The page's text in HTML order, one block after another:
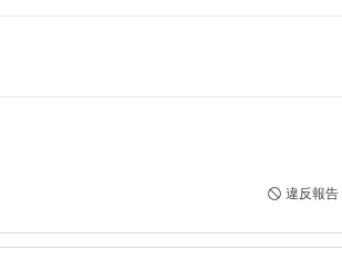
違反報告